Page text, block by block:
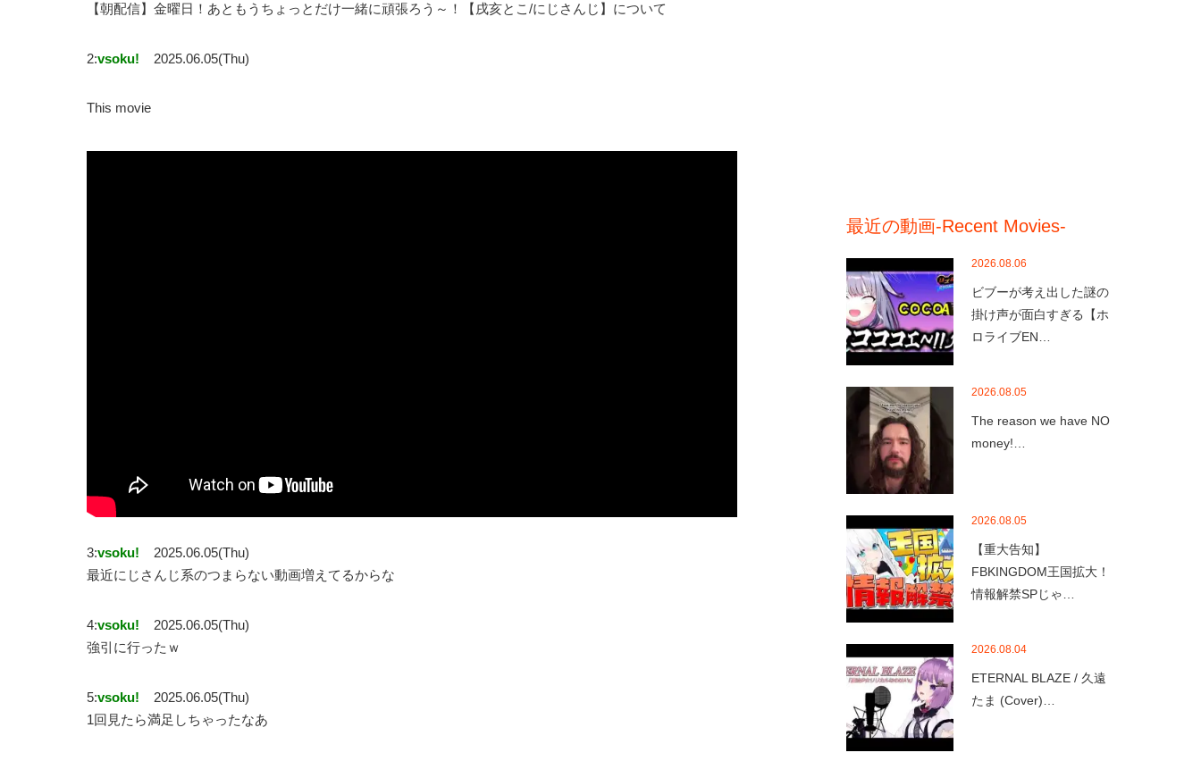
【朝配信】金曜日！あともうちょっとだけ一緒に頑張ろう～！【戌亥とこ/にじさんじ】について
2:vsoku! 2025.06.05(Thu)
This movie
3:vsoku!
2025.06.05(Thu)
最近にじさんじ系のつまらない動画増えてるからな
4:vsoku!
2025.06.05(Thu)
強引に行ったｗ
5:vsoku!
2025.06.05(Thu)
1回見たら満足しちゃったなあ
最近の動画-Recent Movies-
2026.08.06
ビブーが考え出した謎の
掛け声が面白すぎる【ホ
ロライブEN…
2026.08.05
The reason we have NO
money!…
2026.08.05
【重大告知】
FBKINGDOM王国拡大！
情報解禁SPじゃ…
2026.08.04
ETERNAL BLAZE / 久遠
たま (Cover)…